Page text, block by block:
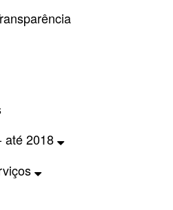
até 2018